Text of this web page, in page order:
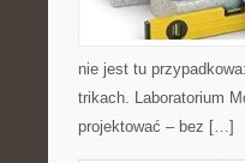
nie jest tu
trikach. Laboratorium
projektować – bez […]